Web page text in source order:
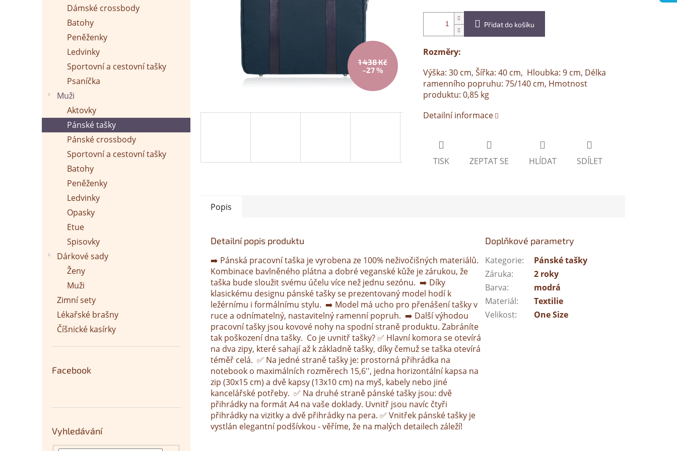
Dámské crossbody
Batohy
Peněženky
Ledvinky
Sportovní a cestovní tašky
Psaníčka
Muži
Aktovky
Pánské tašky
Pánské crossbody
Sportovní a cestovní tašky
Batohy
Peněženky
Ledvinky
Opasky
Etue
Spisovky
Dárkové sady
Ženy
Muži
Zimní sety
Lékařské brašny
Číšnické kasírky
Facebook
Vyhledávání
1 438 Kč
–27 %
Přidat do košíku
Rozměry:
Výška: 30 cm, Šířka: 40 cm, Hloubka: 9 cm, Délka
ramenního popruhu: 75/140 cm, Hmotnost
produktu: 0,85 kg
Detailní informace
TISK ZEPTAT SE HLÍDAT SDÍLET
Popis
Detailní popis produktu
➡️ Pánská pracovní taška je vyrobena ze 100% neživočišných materiálů.
Kombinace bavlněného plátna a dobré veganské kůže je zárukou, že
taška bude sloužit svému účelu více než jednu sezónu. ➡️ Díky
klasickému designu pánské tašky se prezentovaný model hodí k
ležérnímu i formálnímu stylu. ➡️ Model má ucho pro přenášení tašky v
ruce a odnímatelný, nastavitelný ramenní popruh. ➡️ Další výhodou
pracovní tašky jsou kovové nohy na spodní straně produktu. Zabráníte
tak poškození dna tašky. Co je uvnitř tašky? ✅ Hlavní komora se otevírá
na dva zipy, které sahají až k základně tašky, díky čemuž se taška otevírá
téměř celá. ✅ Na jedné straně tašky je: prostorná přihrádka na
notebook o maximálních rozměrech 15,6'', jedna horizontální kapsa na
zip (30x15 cm) a dvě kapsy (13x10 cm) na myš, kabely nebo jiné
kancelářské potřeby. ✅ Na druhé straně pánské tašky jsou: dvě
přihrádky na formát A4 na vaše doklady. Uvnitř jsou navíc čtyři
přihrádky na vizitky a dvě přihrádky na pera. ✅ Vnitřek pánské tašky je
vystlán elegantní podšívkou - věříme, že na malých detailech záleží!
Doplňkové parametry
Kategorie:
Pánské tašky
Záruka:
2 roky
Barva:
modrá
Materiál:
Textilie
Velikost: One Size